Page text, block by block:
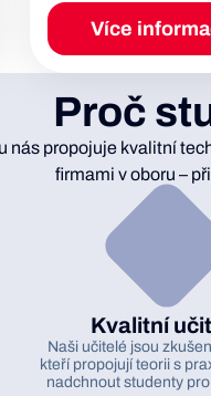
Více
Proč
nás propojuje kvalitní
firmami v oboru –
Kvalitní
Naši učitelé jsou
kteří propojují teorii s
nadchnout studenty